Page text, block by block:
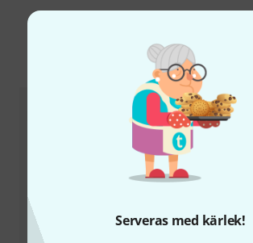
Serveras med kärlek!
Jämför alternativ